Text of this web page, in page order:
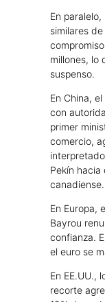
En
similares
millones, lo
suspenso.
En China,
con
primer
comercio,
Pekín
canadiense.
En Europa,
Bayrou
confianza.
el euro se
En EE.UU.,
recorte